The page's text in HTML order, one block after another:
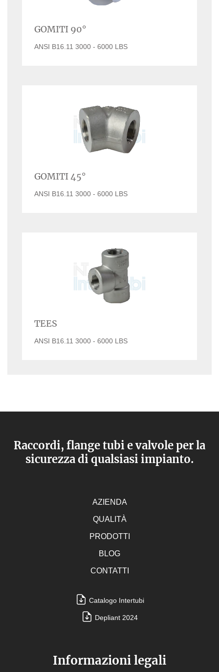
GOMITI 90°
ANSI B16.11 3000 - 6000 LBS
GOMITI 45°
ANSI B16.11 3000 - 6000 LBS
TEES
ANSI B16.11 3000 - 6000 LBS
Raccordi, flange tubi e valvole per la
sicurezza di qualsiasi impianto.
AZIENDA
QUALITÀ
PRODOTTI
BLOG
CONTATTI
Catalogo Intertubi
Depliant 2024
Informazioni legali